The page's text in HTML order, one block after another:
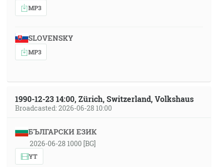
MP3
SLOVENSKY
MP3
1990-12-23 14:00, Zürich, Switzerland, Volkshaus
Broadcasted: 2026-06-28 10:00
БЪЛГАРСКИ ЕЗИК
2026-06-28 1000 [BG]
YT